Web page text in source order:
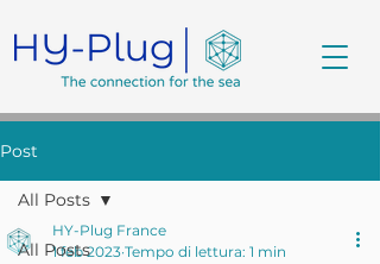
Post
All Posts
All Posts
HY-Plug France
1 feb 2023 Tempo di lettura: 1 min